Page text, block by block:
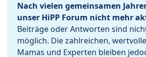
Nach vielen gemeinsamen
unser HiPP Forum nicht mehr
Beiträge oder Antworten sind
möglich. Die zahlreichen,
Mamas und Experten bleiben